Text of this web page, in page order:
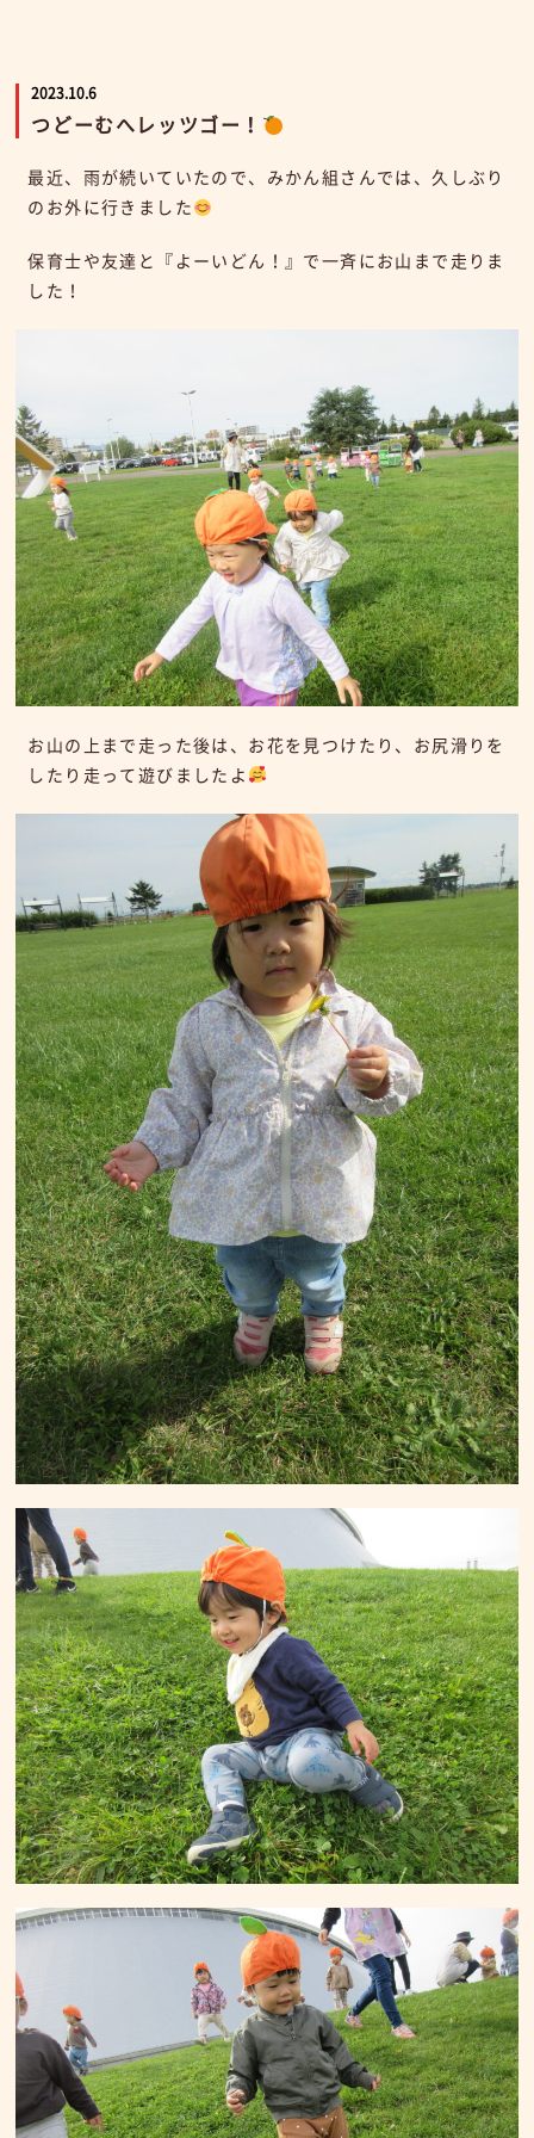
2023.10.6
つどーむへレッツゴー！
最近、雨が続いていたので、みかん組さんでは、久しぶり
のお外に行きました
保育士や友達と『よーいどん！』で一斉にお山まで走りま
した！
お山の上まで走った後は、お花を見つけたり、お尻滑りを
したり走って遊びましたよ